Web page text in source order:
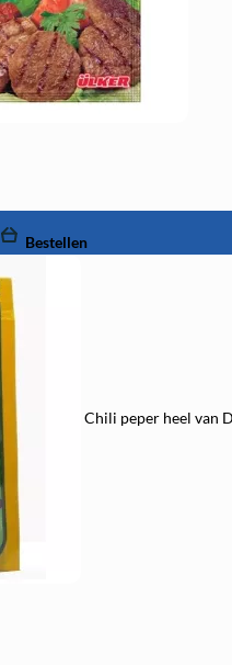
Bestellen
Chili peper heel van